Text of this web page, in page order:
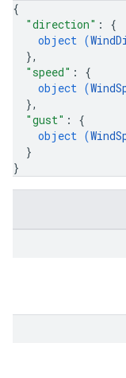
{
"direction" : {
object (
},
"speed" : {
object (
},
"gust" : {
object (
}
}